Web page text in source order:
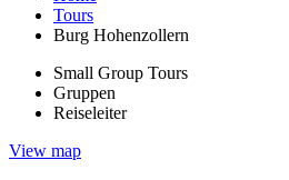
Tours
Burg Hohenzollern
Small Group Tours
Gruppen
Reiseleiter
View map